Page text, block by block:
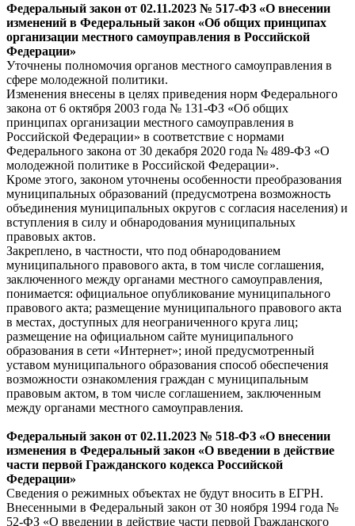
Федеральный закон от 02.11.2023 № 517-ФЗ «О внесении
изменений в Федеральный закон «Об общих принципах
организации местного самоуправления в Российской
Федерации»
Уточнены полномочия органов местного самоуправления в
сфере молодежной политики.
Изменения внесены в целях приведения норм Федерального
закона от 6 октября 2003 года № 131-ФЗ «Об общих
принципах организации местного самоуправления в
Российской Федерации» в соответствие с нормами
Федерального закона от 30 декабря 2020 года № 489-ФЗ «О
молодежной политике в Российской Федерации».
Кроме этого, законом уточнены особенности преобразования
муниципальных образований (предусмотрена возможность
объединения муниципальных округов с согласия населения) и
вступления в силу и обнародования муниципальных
правовых актов.
Закреплено, в частности, что под обнародованием
муниципального правового акта, в том числе соглашения,
заключенного между органами местного самоуправления,
понимается: официальное опубликование муниципального
правового акта; размещение муниципального правового акта
в местах, доступных для неограниченного круга лиц;
размещение на официальном сайте муниципального
образования в сети «Интернет»; иной предусмотренный
уставом муниципального образования способ обеспечения
возможности ознакомления граждан с муниципальным
правовым актом, в том числе соглашением, заключенным
между органами местного самоуправления.
Федеральный закон от 02.11.2023 № 518-ФЗ «О внесении
изменения в Федеральный закон «О введении в действие
части первой Гражданского кодекса Российской
Федерации»
Сведения о режимных объектах не будут вносить в ЕГРН.
Внесенными в Федеральный закон от 30 ноября 1994 года №
52-ФЗ «О введении в действие части первой Гражданского